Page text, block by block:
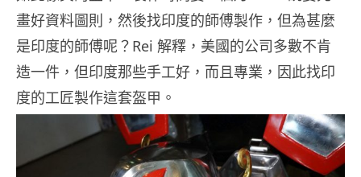
畫好資料圖則，然後找印度的師傅製作，但為甚麼
是印度的師傅呢？Rei 解釋，美國的公司多數不肯
造一件，但印度那些手工好，而且專業，因此找印
度的工匠製作這套盔甲。